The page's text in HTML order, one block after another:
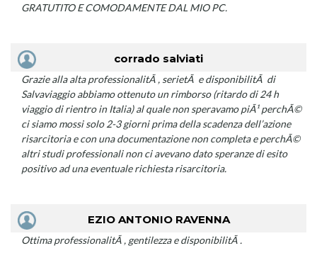
GRATUTITO E COMODAMENTE DAL MIO PC.
corrado salviati
Grazie alla alta professionalitÃ , serietÃ e disponibilitÃ di
Salvaviaggio abbiamo ottenuto un rimborso (ritardo di 24 h
viaggio di rientro in Italia) al quale non speravamo piÃ¹ perchÃ©
ci siamo mossi solo 2-3 giorni prima della scadenza dell’azione
risarcitoria e con una documentazione non completa e perchÃ©
altri studi professionali non ci avevano dato speranze di esito
positivo ad una eventuale richiesta risarcitoria.
EZIO ANTONIO RAVENNA
Ottima professionalitÃ , gentilezza e disponibilitÃ .